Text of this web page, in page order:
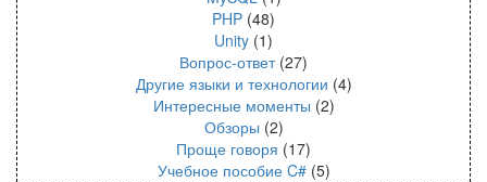
PHP (48)
Unity (1)
Вопрос-ответ(27)
Другие языки и технологии (4)
Интересные моменты (2)
Обзоры (2)
Проще говоря (17)
Учебное пособие C#(5)